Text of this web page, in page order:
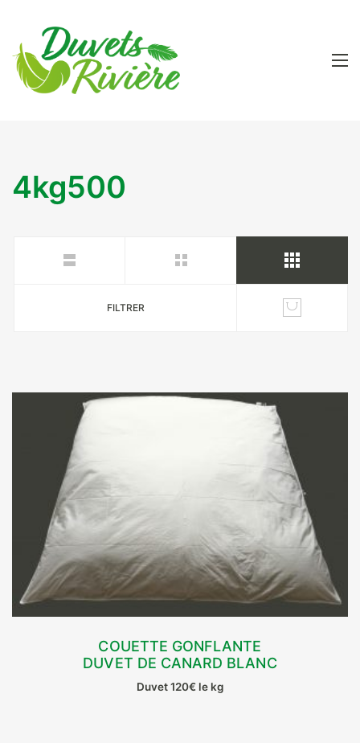
4kg500
FILTRER
COUETTE GONFLANTE
DUVET DE CANARD BLANC
Duvet 120€ le kg
CHOIX DES OPTIONS